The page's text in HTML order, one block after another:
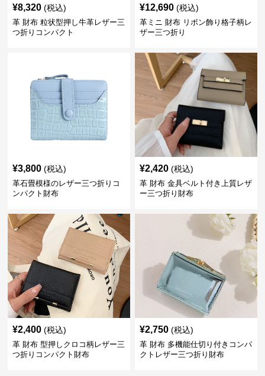
¥8,320 (税込)
革 財布 粒状型押し牛革レザー三
つ折りコンパクト
¥12,690 (税込)
革ミニ 財布 リボン飾り格子柄レ
ザー三つ折り
¥3,800 (税込)
革石畳模様のレザー三つ折りコ
ンパクト財布
¥2,420 (税込)
革 財布 金具ベルト付き上質レザ
ー三つ折り財布
¥2,400 (税込)
革 財布 型押しクロコ柄レザー三
つ折りコンパクト財布
¥2,750 (税込)
革 財布 多機能仕切り付きコンパ
クトレザー三つ折り財布